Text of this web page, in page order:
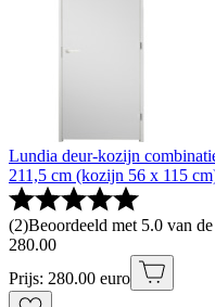
Lundia deur-kozijn
211,5 cm (kozijn 56 x 115
(2)Beoordeeld met 5.0 van
280.00
Prijs: 280.00 euro